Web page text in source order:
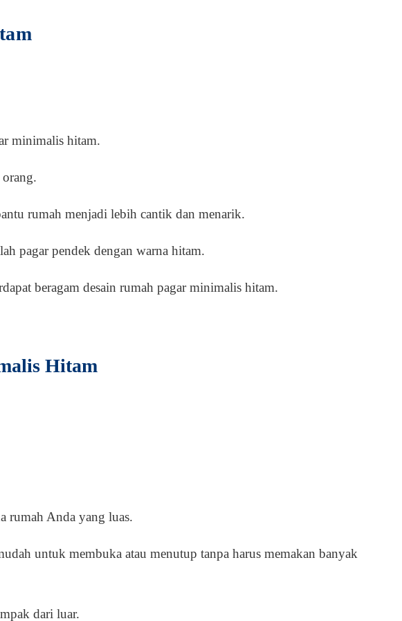
minimalis hitam.
rumah menjadi lebih cantik dan menarik.
pagar pendek dengan warna hitam.
beragam desain rumah pagar minimalis hitam.
Hitam
rumah Anda yang luas.
untuk membuka atau menutup tanpa harus memakan banyak
dari luar.